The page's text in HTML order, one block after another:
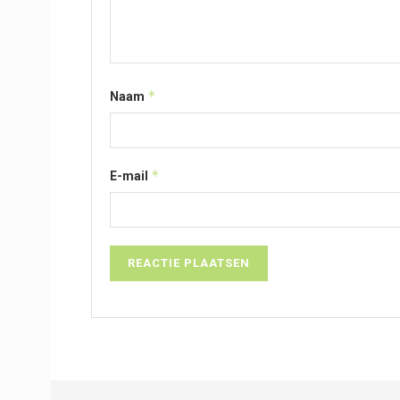
Naam *
E-mail *